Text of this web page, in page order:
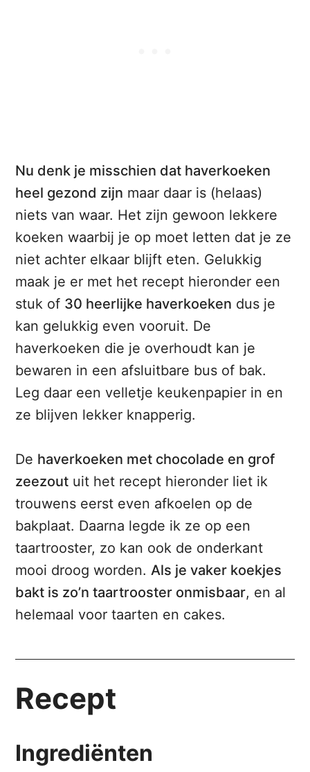
Nu denk je misschien dat haverkoeken
heel gezond zijn maar daar is (helaas)
niets van waar. Het zijn gewoon lekkere
koeken waarbij je op moet letten dat je ze
niet achter elkaar blijft eten. Gelukkig
maak je er met het recept hieronder een
stuk of 30 heerlijke haverkoeken dus je
kan gelukkig even vooruit. De
haverkoeken die je overhoudt kan je
bewaren in een afsluitbare bus of bak.
Leg daar een velletje keukenpapier in en
ze blijven lekker knapperig.
De haverkoeken met chocolade en grof
zeezout uit het recept hieronder liet ik
trouwens eerst even afkoelen op de
bakplaat. Daarna legde ik ze op een
taartrooster, zo kan ook de onderkant
mooi droog worden.Als je vaker koekjes
bakt is zo’n taartrooster onmisbaar, en al
helemaal voor taarten en cakes.
Recept
Ingrediënten